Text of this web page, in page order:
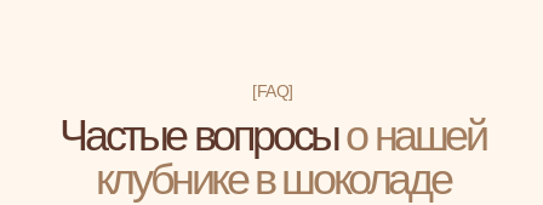
[FAQ]
Частые вопросыо нашей
клубнике в шоколаде